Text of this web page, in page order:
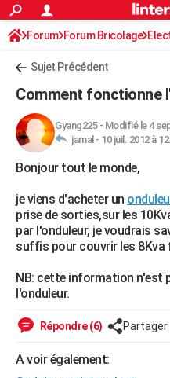
ACTUALITÉS
Politique
Société
Faits Divers
Education
Monde
Villes
+
FINANCE
Retraite
Impôts
Epargne
Immobilier
Risques naturels par ville
Banque
Assurance
Crédit
AUTO
Essais
Réserver un essai
Citadines
Berlines
SUV
Forum auto
+HIGH-TECH
Mobiles
Meilleur smartphone
Internet
Ordinateurs
Jeux vidéo
Guide high-tech
+BRICOLAGE
Forum
Aménagement intérieur
Extérieur
Cuisine
Salle de bains
Jardinage
Rangement
WEEK-END
Guides de France
Escapades
Patrimoine
Expositions
Musées
Week-end nature
+LIFESTYLE
Alimentation
Guide de la santé
Maladies
Médicaments
Sommeil
Destinations
City break
Voyage nature
Voyage de noces
Forum
Climat
+
Forum Forum Bricolage
Sujet Précédent
Comment fonctionne
Gyang225- Modifié le 4
jamal - 10 juil. 2012 à
Bonjour tout le monde,
je viens d'acheter un
prise de sorties,sur les
par l'onduleur, je voudrais
suffis pour couvrir les 8Kva
NB: cette information n'est
l'onduleur.
Répondre (6) Partager
A voir également: